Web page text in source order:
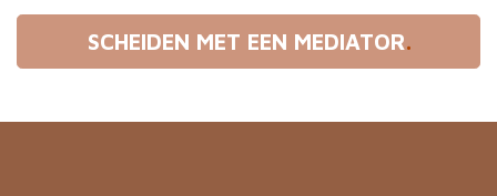
SCHEIDEN MET EEN MEDIATOR